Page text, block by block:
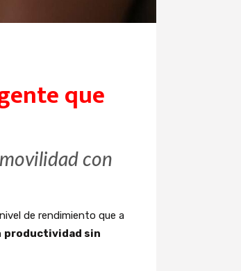
que
con
de rendimiento que a
productividad sin